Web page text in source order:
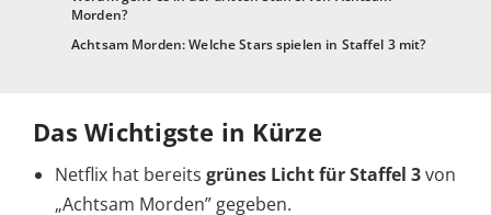
Morden?
Achtsam Morden: Welche Stars spielen in Staffel 3 mit?
Das Wichtigste in Kürze
Netflix hat bereits grünes Licht für Staffel 3von
„Achtsam Morden” gegeben.